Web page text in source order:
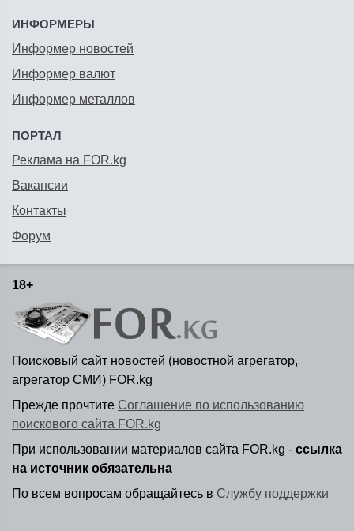
ИНФОРМЕРЫ
Информер новостей
Информер валют
Информер металлов
ПОРТАЛ
Реклама на FOR.kg
Вакансии
Контакты
Форум
18+
Поисковый сайт новостей (новостной агрегатор,
агрегатор СМИ) FOR.kg
Прежде прочтите Соглашение по использованию
поискового сайта FOR.kg
При использовании материалов сайта FOR.kg - ссылка
на источник обязательна
По всем вопросам обращайтесь в Службу поддержки